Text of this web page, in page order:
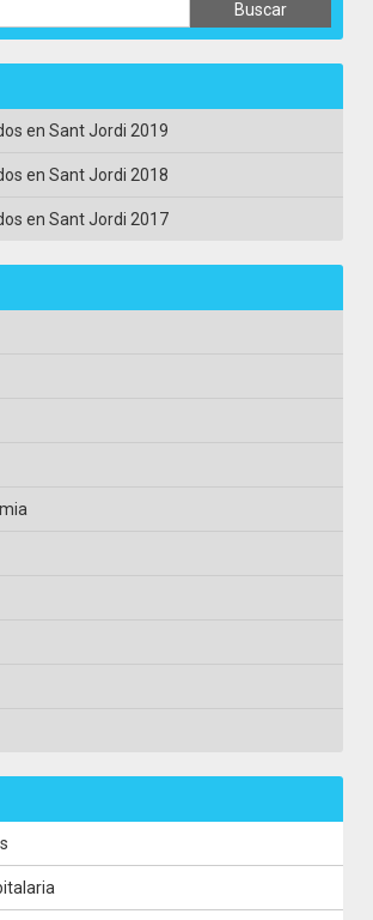
en Sant Jordi 2019
en Sant Jordi 2018
en Sant Jordi 2017